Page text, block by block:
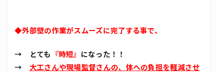
◆外部壁の作業がスムーズに完了する事で、
→ とても 『時短』 になった！！
→ 大工さんや現場監督さんの、体への負担を軽減させ